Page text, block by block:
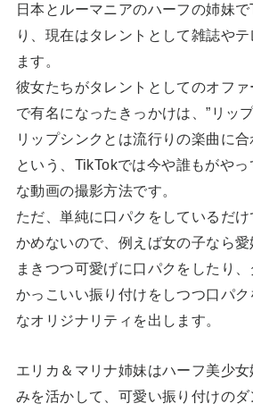
日本とルーマニアのハーフの姉妹
り、現在はタレントとして雑誌や
ます。
彼女たちがタレントとしてのオフ
で有名になったきっかけは、”リップ
リップシンクとは流行りの楽曲に
という、TikTokでは今や誰もがや
な動画の撮影方法です。
ただ、単純に口パクをしているだ
かめないので、例えば女の子なら
まきつつ可愛げに口パクをしたり
かっこいい振り付けをしつつ口パ
なオリジナリティを出します。
エリカ＆マリナ姉妹はハーフ美少
みを活かして、可愛い振り付けの